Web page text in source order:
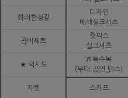
화려한정장
디자인
배색실크셔츠
콤비세트
핫픽스
실크셔츠
★ 턱시도
♬ 특수복
(무대.공연,댄스)
자켓 스카프